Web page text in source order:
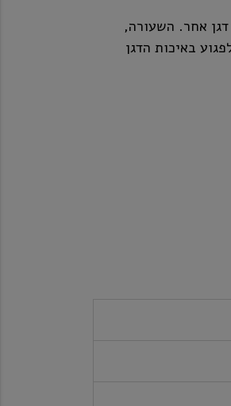
דגן אחר. השעורה,
באיכות הדגן